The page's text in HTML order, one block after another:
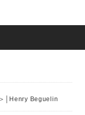
│Henry Beguelin